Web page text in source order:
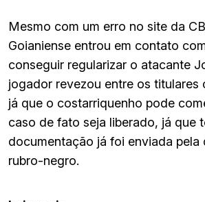
Mesmo com um erro no site da
Goianiense entrou em contato
conseguir regularizar o atacante
jogador revezou entre os titulares
já que o costarriquenho pode
caso de fato seja liberado, já que
documentação já foi enviada pela
rubro-negro.